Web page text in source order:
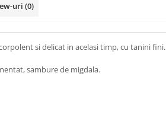
uri (0)
si delicat in acelasi timp, cu tanini fini.
sambure de migdala.